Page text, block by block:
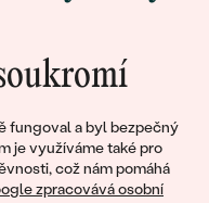
fungoval a byl bezpečný
je využíváme také pro
což nám pomáhá
zpracovává osobní